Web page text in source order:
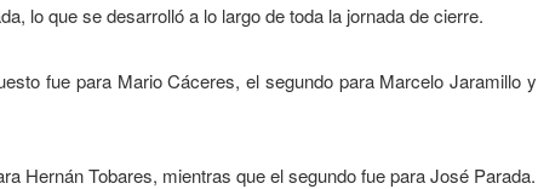
lo que se desarrolló a lo largo de toda la jornada de cierre.
fue para Mario Cáceres, el segundo para Marcelo Jaramillo y
Hernán Tobares, mientras que el segundo fue para José Parada.